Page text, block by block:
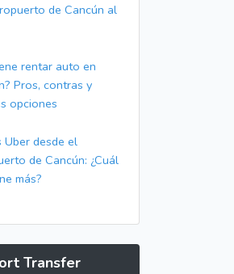
de Cancún al
rentar auto en
Pros, contras y
opciones
Uber desde el
de Cancún: ¿Cuál
más?
Transfer